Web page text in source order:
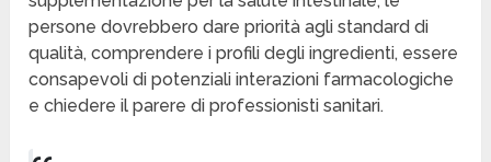
persone dovrebbero dare priorità agli standard di
qualità, comprendere i profili degli ingredienti, essere
consapevoli di potenziali interazioni farmacologiche
e chiedere il parere di professionisti sanitari.